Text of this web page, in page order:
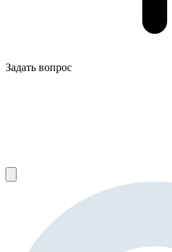
Задать вопрос